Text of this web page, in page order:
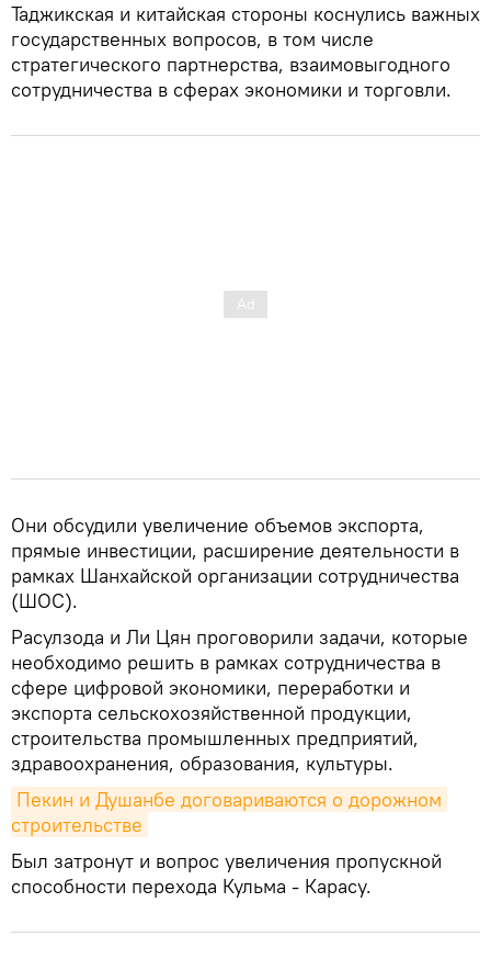
Таджикская и китайская стороны коснулись важных
государственных вопросов, в том числе
стратегического партнерства, взаимовыгодного
сотрудничества в сферах экономики и торговли.
Они обсудили увеличение объемов экспорта,
прямые инвестиции, расширение деятельности в
рамках Шанхайской организации сотрудничества
(ШОС).
Расулзода и Ли Цян проговорили задачи, которые
необходимо решить в рамках сотрудничества в
сфере цифровой экономики, переработки и
экспорта сельскохозяйственной продукции,
строительства промышленных предприятий,
здравоохранения, образования, культуры.
Пекин и Душанбе договариваются о дорожном
строительстве
Был затронут и вопрос увеличения пропускной
способности перехода Кульма - Карасу.